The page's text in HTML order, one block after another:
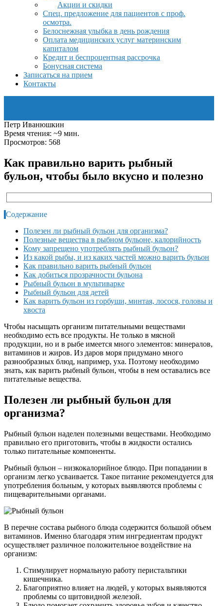
Акции и скидки
Спец. предложение для пациентов с проф.
осмотра.
Белоснежная улыбка в день рождения
Оплата медицинских услуг материнским
капиталом
Кредит и беспроцентная рассрочка
Бонусная система
Записаться на прием
Контакты
Петр Иванюшкин
Время чтения: ~9 мин.
Просмотров: 568
Как правильно варить рыбный
бульон, чтобы было вкусно и полезно
Содержание
Полезен ли рыбный бульон для организма?
Полезные вещества в рыбном бульоне, калорийность
Кому запрещено употреблять рыбный бульон?
Из какой рыбы, и из каких частей можно варить бульон
Как правильно варить рыбный бульон
Как добиться прозрачности бульона
Рыбный бульон в мультиварке
Рыбный бульон для детей
Как варить бульон из горбуши, минтая, лосося, головы и
хвоста
Чтобы насыщать организм питательными веществами
необходимо есть все продукты. Не только в мясной
продукции, но и в рыбе имеется много элементов: минералов,
витаминов и жиров. Из даров моря придумано много
разнообразных блюд, например, уха. Поэтому необходимо
знать, как варить рыбный бульон, чтобы в нем оставались все
питательные вещества.
Полезен ли рыбный бульон для
организма?
Рыбный бульон наделен полезными веществами. Необходимо
правильно его приготовить, чтобы в жидкости остались
только питательные компоненты.
Рыбный бульон – низкокалорийное блюдо. При попадании в
организм легко усваивается. Такое питание рекомендуется для
употребления больным, у которых выявляются проблемы с
пищеварительными органами.
В перечне состава рыбного блюда содержится большой объем
витаминов. Именно благодаря этим ингредиентам продукт
осуществляет различное положительное воздействие на
организм:
Стимулирует нормальную работу перистальтики
кишечника.
Благоприятно влияет на людей, у которых выявляются
проблемы со щитовидной железой.